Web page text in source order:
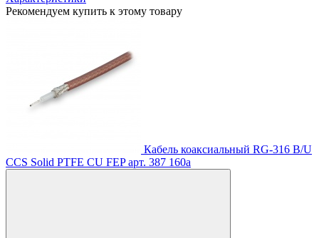
Рекомендуем купить к этому товару
Кабель коаксиальный RG-316 B/U
CCS Solid PTFE CU FEP арт. 387 160a